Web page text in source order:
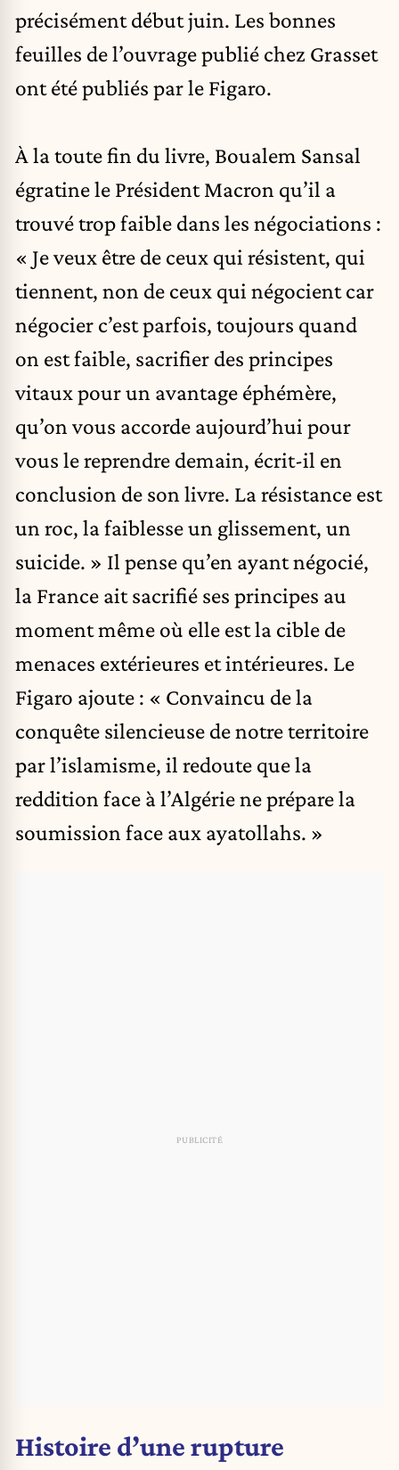
précisément début juin. Les bonnes
feuilles de l’ouvrage publié chez Grasset
ont été publiés par le Figaro.
À la toute fin du livre, Boualem Sansal
égratine le Président Macron qu’il a
trouvé trop faible dans les négociations :
« Je veux être de ceux qui résistent, qui
tiennent, non de ceux qui négocient car
négocier c’est parfois, toujours quand
on est faible, sacrifier des principes
vitaux pour un avantage éphémère,
qu’on vous accorde aujourd’hui pour
vous le reprendre demain, écrit-il en
conclusion de son livre. La résistance est
un roc, la faiblesse un glissement, un
suicide. » Il pense qu’en ayant négocié,
la France ait sacrifié ses principes au
moment même où elle est la cible de
menaces extérieures et intérieures. Le
Figaro ajoute : « Convaincu de la
conquête silencieuse de notre territoire
par l’islamisme, il redoute que la
reddition face à l’Algérie ne prépare la
soumission face aux ayatollahs. »
Histoire d’une rupture